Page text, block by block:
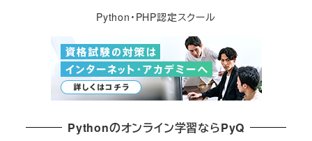
Python・PHP認定スクール
Pythonのオンライン学習ならPyQ